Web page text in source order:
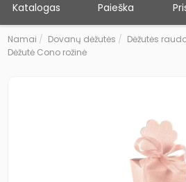
Katalogas Paieška
Namai Dovanų dėžutės
Dėžutės
Dėžutė Cono rožinė